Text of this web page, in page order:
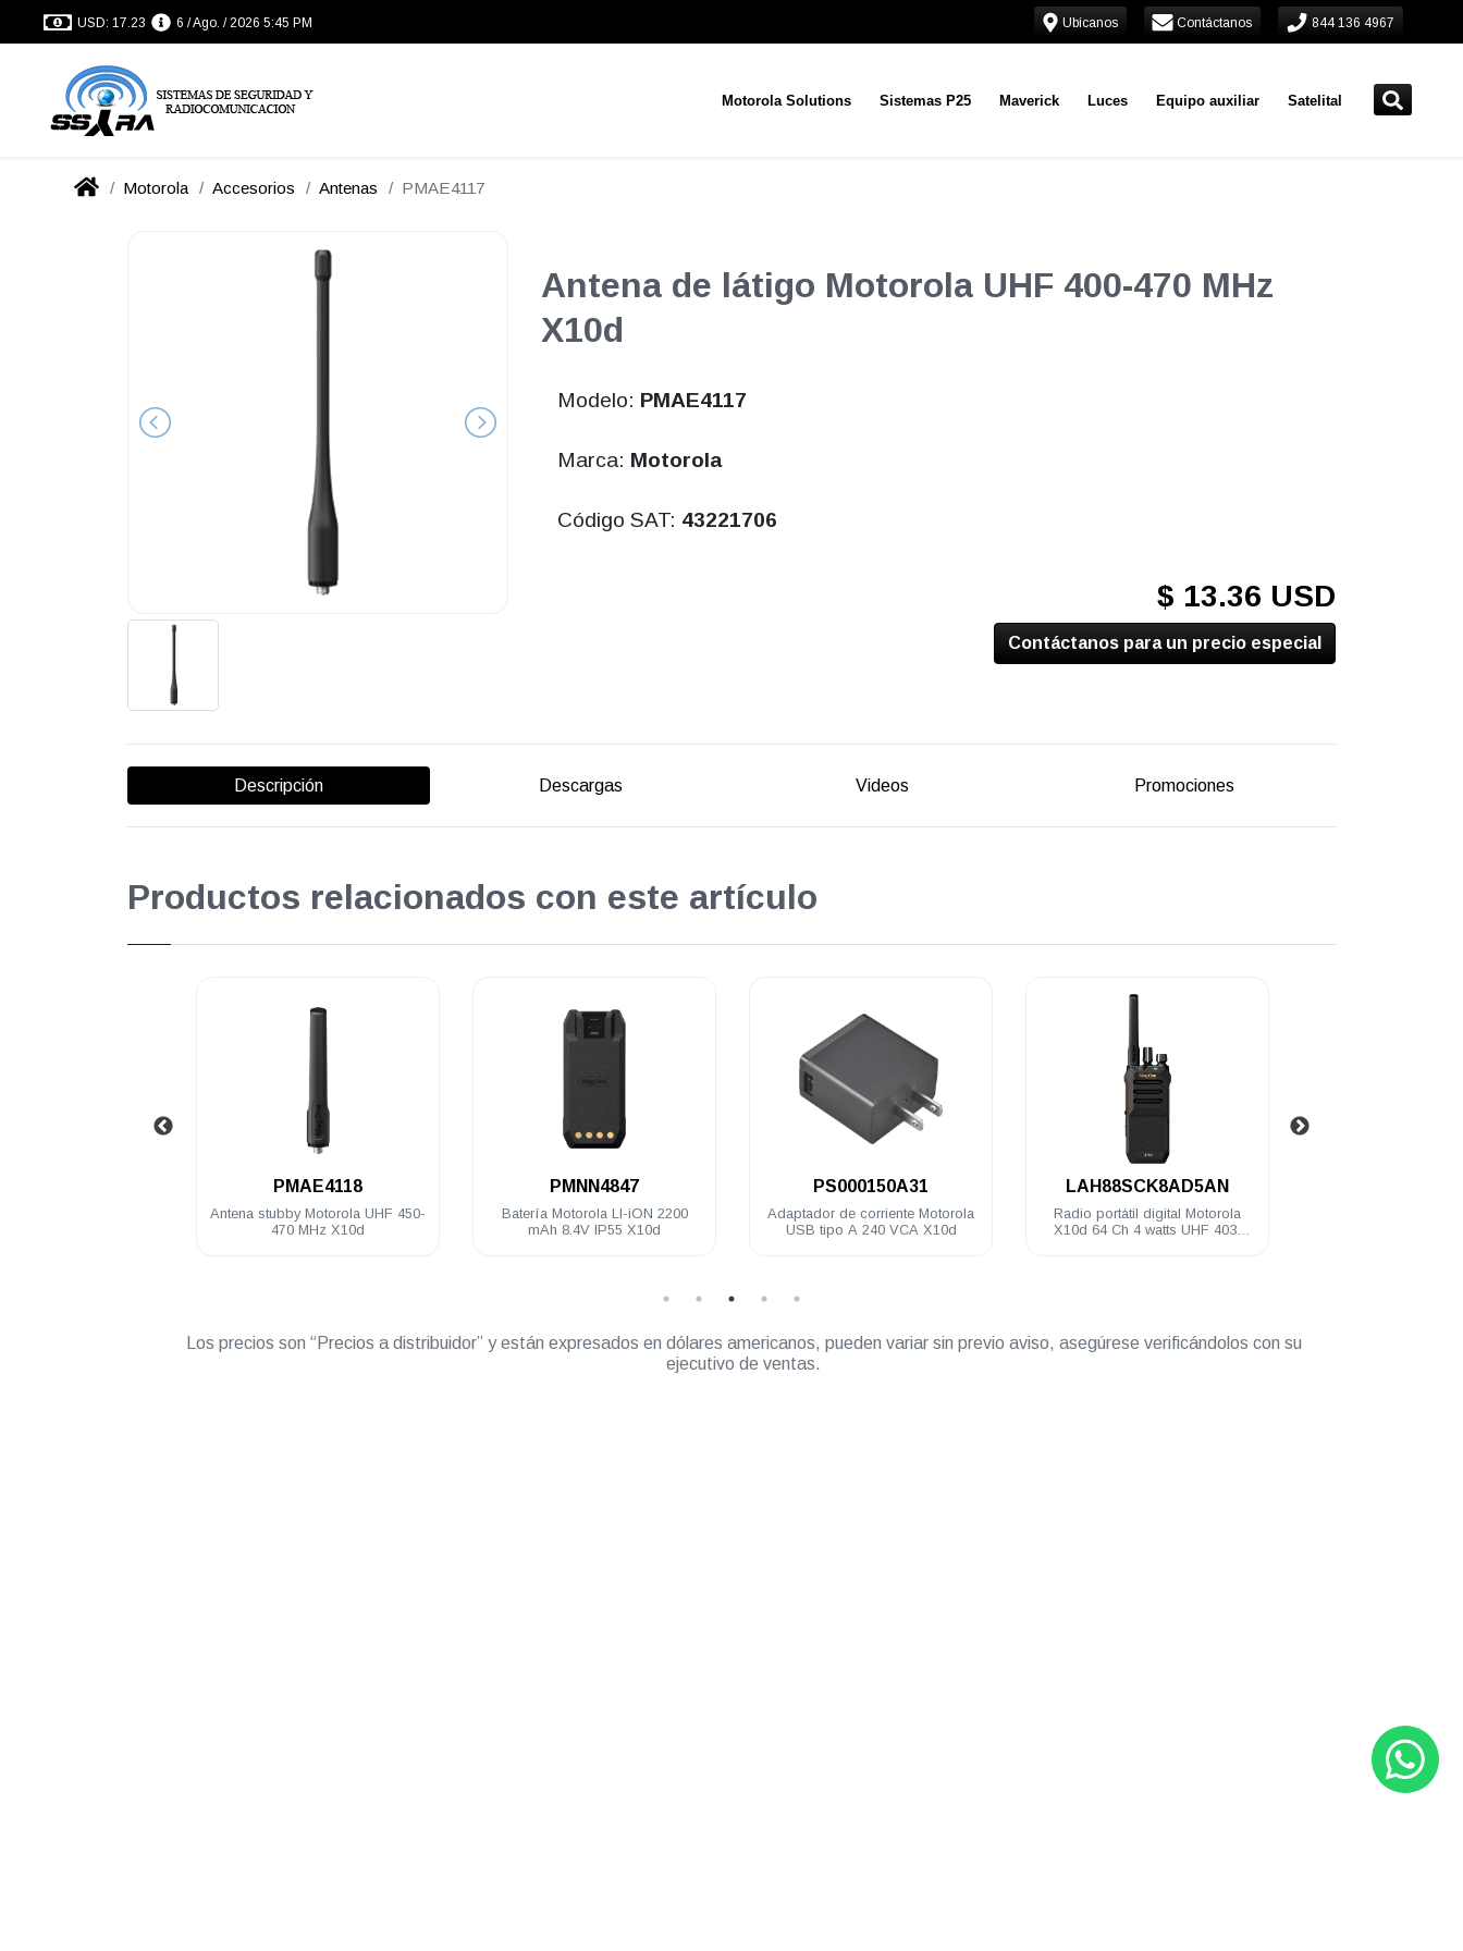
USD: 17.23 6 / Ago. / 2026 5:45 PM Ubícanos Contáctanos 844 136 4967
Motorola Solutions Sistemas P25 Maverick Luces Equipo auxiliar Satelital
Motorola Accesorios Antenas PMAE4117
Antena de látigo Motorola UHF 400-470 MHz
X10d
Modelo: PMAE4117
Marca: Motorola
Código SAT: 43221706
$ 13.36 USD
Contáctanos para un precio especial
Descripción Descargas Videos Promociones
Productos relacionados con este artículo
PMAE4118
Antena stubby Motorola UHF 450-
470 MHz X10d
PMNN4847
Batería Motorola LI-iON 2200
mAh 8.4V IP55 X10d
PS000150A31
Adaptador de corriente Motorola
USB tipo A 240 VCA X10d
LAH88SCK8AD5AN
Radio portátil digital Motorola
X10d 64 Ch 4 watts UHF 403-
Los precios son “Precios a distribuidor” y están expresados en dólares americanos, pueden variar sin previo aviso, asegúrese verificándolos con su
ejecutivo de ventas.